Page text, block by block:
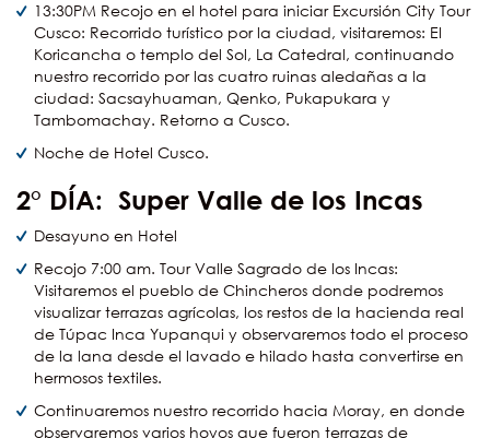
13:30PM Recojo en el hotel para iniciar Excursión City Tour
Cusco: Recorrido turístico por la ciudad, visitaremos: El
Koricancha o templo del Sol, La Catedral, continuando
nuestro recorrido por las cuatro ruinas aledañas a la
ciudad: Sacsayhuaman, Qenko, Pukapukara y
Tambomachay. Retorno a Cusco.
Noche de Hotel Cusco.
2° DÍA: Super Valle de los Incas
Desayuno en Hotel
Recojo 7:00 am. Tour Valle Sagrado de los Incas:
Visitaremos el pueblo de Chincheros donde podremos
visualizar terrazas agrícolas, los restos de la hacienda real
de Túpac Inca Yupanqui y observaremos todo el proceso
de la lana desde el lavado e hilado hasta convertirse en
hermosos textiles.
Continuaremos nuestro recorrido hacia Moray, en donde
observaremos varios hoyos que fueron terrazas de